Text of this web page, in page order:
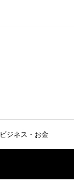
ビジネス・お金